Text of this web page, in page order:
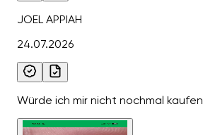
JOEL APPIAH
24.07.2026
Würde ich mir nicht nochmal kaufen